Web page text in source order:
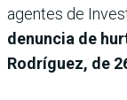
agentes de
denuncia de
Rodríguez, de